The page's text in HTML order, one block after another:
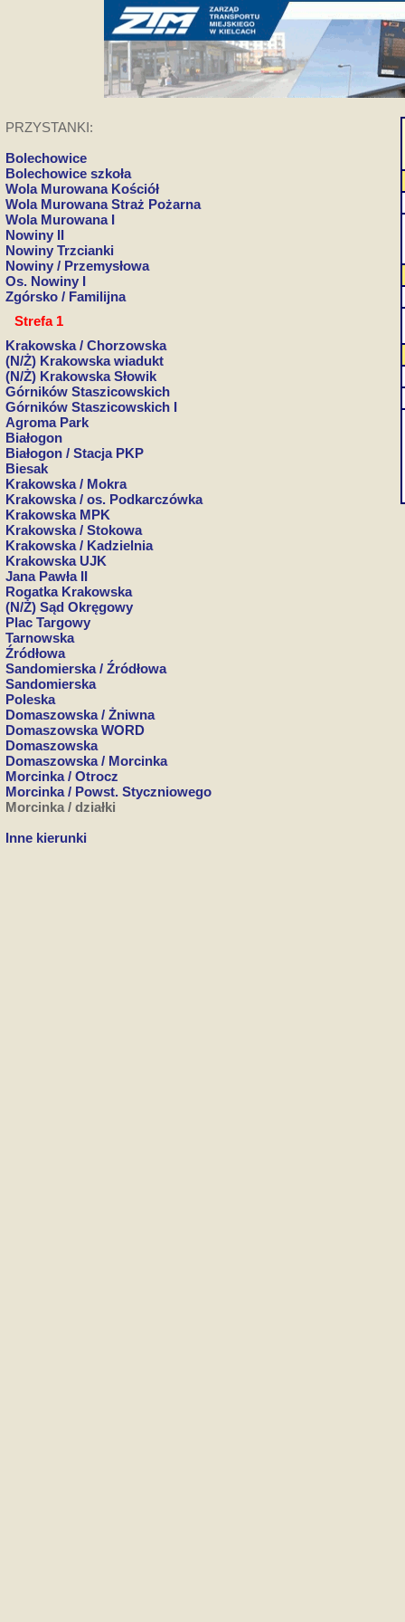
PRZYSTANKI:
Bolechowice
Bolechowice szkoła
Wola Murowana Kościół
Wola Murowana Straż Pożarna
Wola Murowana I
Nowiny II
Nowiny Trzcianki
Nowiny / Przemysłowa
Os. Nowiny I
Zgórsko / Familijna
Strefa 1
Krakowska / Chorzowska
(N/Ż) Krakowska wiadukt
(N/Ż) Krakowska Słowik
Górników Staszicowskich
Górników Staszicowskich I
Agroma Park
Białogon
Białogon / Stacja PKP
Biesak
Krakowska / Mokra
Krakowska / os. Podkarczówka
Krakowska MPK
Krakowska / Stokowa
Krakowska / Kadzielnia
Krakowska UJK
Jana Pawła II
Rogatka Krakowska
(N/Ż) Sąd Okręgowy
Plac Targowy
Tarnowska
Źródłowa
Sandomierska / Źródłowa
Sandomierska
Poleska
Domaszowska / Żniwna
Domaszowska WORD
Domaszowska
Domaszowska / Morcinka
Morcinka / Otrocz
Morcinka / Powst. Styczniowego
Morcinka / działki
Inne kierunki